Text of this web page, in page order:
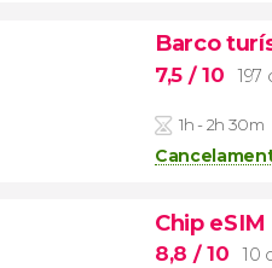
Barco
7,5 / 10 197
1h - 2h 30m
Chip
8,8 / 10 10